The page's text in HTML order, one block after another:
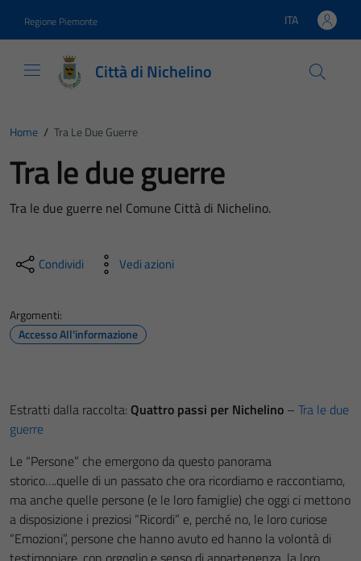
Regione Piemonte Lingua attiva:
ITA
Città di Nichelino
Home / Tra Le Due Guerre
Tra le due guerre
Tra le due guerre nel Comune Città di Nichelino.
Condividi Vedi azioni
Argomenti:
Accesso All'informazione
Estratti dalla raccolta: Quattro passi per Nichelino – Tra le due
guerre
Le “Persone” che emergono da questo panorama
storico….quelle di un passato che ora ricordiamo e raccontiamo,
ma anche quelle persone (e le loro famiglie) che oggi ci mettono
a disposizione i preziosi “Ricordi” e, perché no, le loro curiose
“Emozioni”, persone che hanno avuto ed hanno la volontà di